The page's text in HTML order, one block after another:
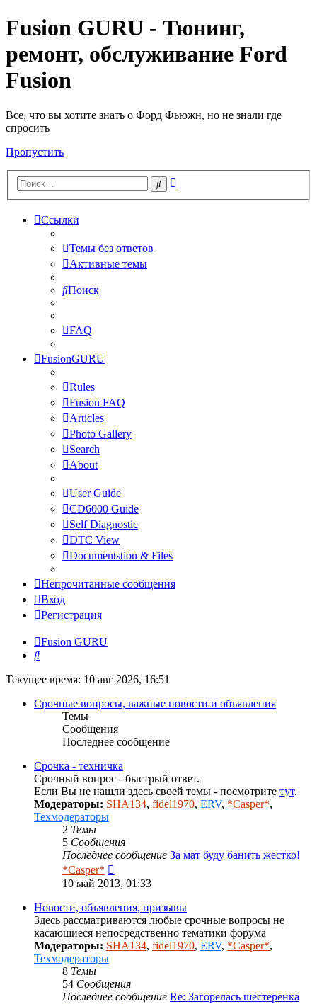
Fusion GURU - Тюнинг,
ремонт, обслуживание Ford
Fusion
Все, что вы хотите знать о Форд Фьюжн, но не знали где
спросить
Пропустить
Поиск
Ссылки
Темы без ответов
Активные темы
Поиск
FAQ
FusionGURU
Rules
Fusion FAQ
Articles
Photo Gallery
Search
About
User Guide
CD6000 Guide
Self Diagnostic
DTC View
Documentstion & Files
Непрочитанные сообщения
Вход
Регистрация
Fusion GURU
Поиск
Текущее время: 10 авг 2026, 16:51
Срочные вопросы, важные новости и объявления
Темы
Сообщения
Последнее сообщение
Срочка - техничка
Срочный вопрос - быстрый ответ.
Если Вы не нашли здесь своей темы - посмотрите тут.
Модераторы: SHA134, fidel1970, ERV, *Casper*,
Техмодераторы
2 Темы
5 Сообщения
Последнее сообщение За мат буду банить жестко!
*Casper*
к
сообщению
10 май 2013, 01:33
Новости, объявления, призывы
Здесь рассматриваются любые срочные вопросы не
касающиеся непосредственно тематики форума
Модераторы: SHA134, fidel1970, ERV, *Casper*,
Техмодераторы
8 Темы
54 Сообщения
Последнее сообщение Re: Загорелась шестеренка